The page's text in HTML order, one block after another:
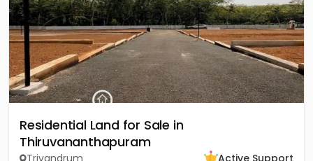
Residential Land for Sale in
Thiruvananthapuram
Trivandrum
Active Support